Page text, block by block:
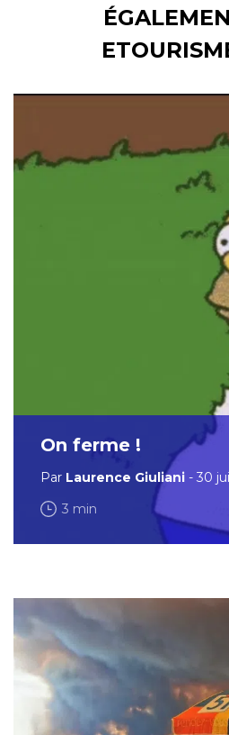
On ferme !
Par Laurence Giuliani - 30
3 min